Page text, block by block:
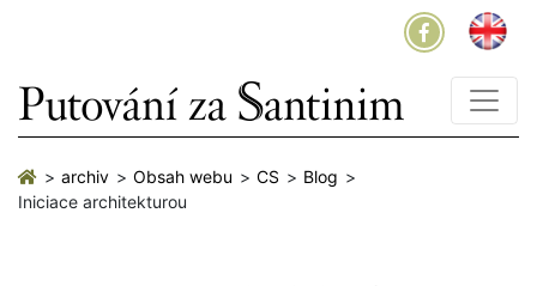
archiv Obsah webu CS
Blog
Iniciace architekturou